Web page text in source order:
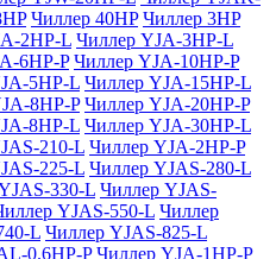
Чиллер 40HP Чиллер 3HP
2HP-L Чиллер YJA-3HP-L
6HP-P Чиллер YJA-10HP-P
5HP-L Чиллер YJA-15HP-L
8HP-P Чиллер YJA-20HP-P
8HP-L Чиллер YJA-30HP-L
210-L Чиллер YJA-2HP-P
225-L Чиллер YJAS-280-L
330-L Чиллер YJAS-
YJAS-550-L Чиллер
L Чиллер YJAS-825-L
0.6HP-P Чиллер YJA-1HP-P